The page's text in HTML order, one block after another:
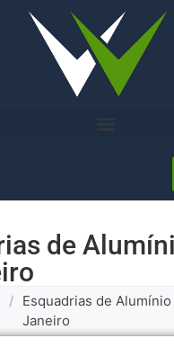
de
/ Esquadrias de
Janeiro